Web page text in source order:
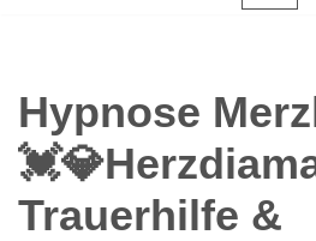
Hypnose
Trauerhilfe &